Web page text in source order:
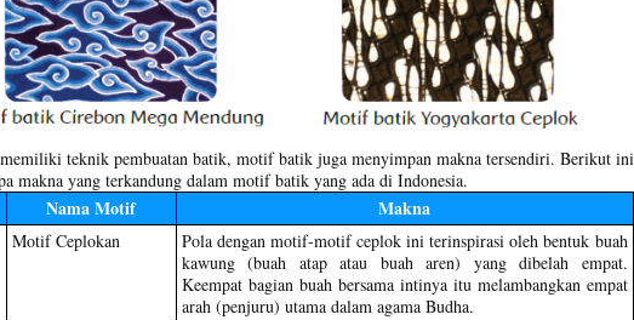
teknik pembuatan batik, motif batik juga menyimpan makna tersendiri. Berikut ini
makna yang terkandung dalam motif batik yang ada di Indonesia.
Nama Motif Makna
Motif Ceplokan
Pola dengan motif-motif ceplok ini terinspirasi oleh bentuk buah
kawung (buah atap atau buah aren) yang dibelah empat.
Keempat bagian buah bersama intinya itu melambangkan empat
arah (penjuru) utama dalam agama Budha.